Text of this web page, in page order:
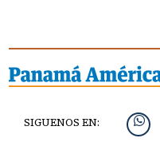
SIGUENOS EN: